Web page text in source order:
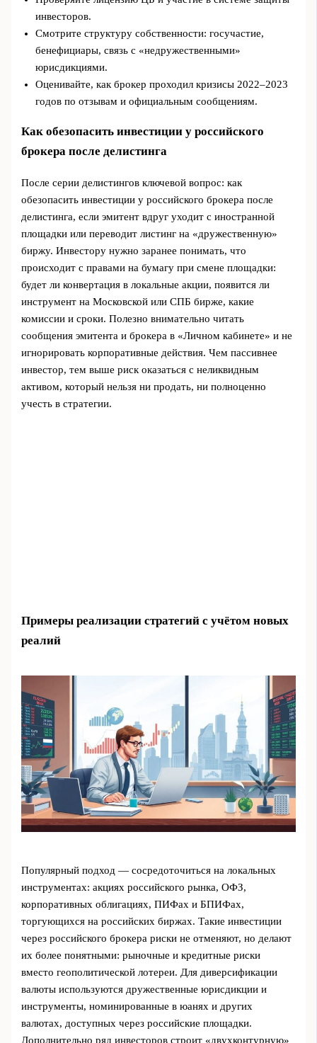
инвесторов.
Смотрите структуру собственности: госучастие,
бенефициары, связь с «недружественными»
юрисдикциями.
Оценивайте, как брокер проходил кризисы 2022–2023
годов по отзывам и официальным сообщениям.
Как обезопасить инвестиции у российского
брокера после делистинга
После серии делистингов ключевой вопрос: как
обезопасить инвестиции у российского брокера после
делистинга, если эмитент вдруг уходит с иностранной
площадки или переводит листинг на «дружественную»
биржу. Инвестору нужно заранее понимать, что
происходит с правами на бумагу при смене площадки:
будет ли конвертация в локальные акции, появится ли
инструмент на Московской или СПБ бирже, какие
комиссии и сроки. Полезно внимательно читать
сообщения эмитента и брокера в «Личном кабинете» и не
игнорировать корпоративные действия. Чем пассивнее
инвестор, тем выше риск оказаться с неликвидным
активом, который нельзя ни продать, ни полноценно
учесть в стратегии.
Примеры реализации стратегий с учётом новых
реалий
Популярный подход — сосредоточиться на локальных
инструментах: акциях российского рынка, ОФЗ,
корпоративных облигациях, ПИФах и БПИФах,
торгующихся на российских биржах. Такие инвестиции
через российского брокера риски не отменяют, но делают
их более понятными: рыночные и кредитные риски
вместо геополитической лотереи. Для диверсификации
валюты используются дружественные юрисдикции и
инструменты, номинированные в юанях и других
валютах, доступных через российские площадки.
Дополнительно ряд инвесторов строит «двухконтурную»